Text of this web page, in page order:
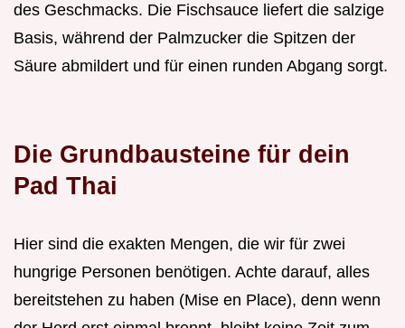
des Geschmacks. Die Fischsauce liefert die salzige
Basis, während der Palmzucker die Spitzen der
Säure abmildert und für einen runden Abgang sorgt.
Die Grundbausteine für dein
Pad Thai
Hier sind die exakten Mengen, die wir für zwei
hungrige Personen benötigen. Achte darauf, alles
bereitstehen zu haben (Mise en Place), denn wenn